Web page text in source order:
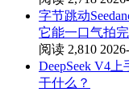
字节跳动
它能一口气拍完
阅读 2,810
DeepSeek V4
干什么？